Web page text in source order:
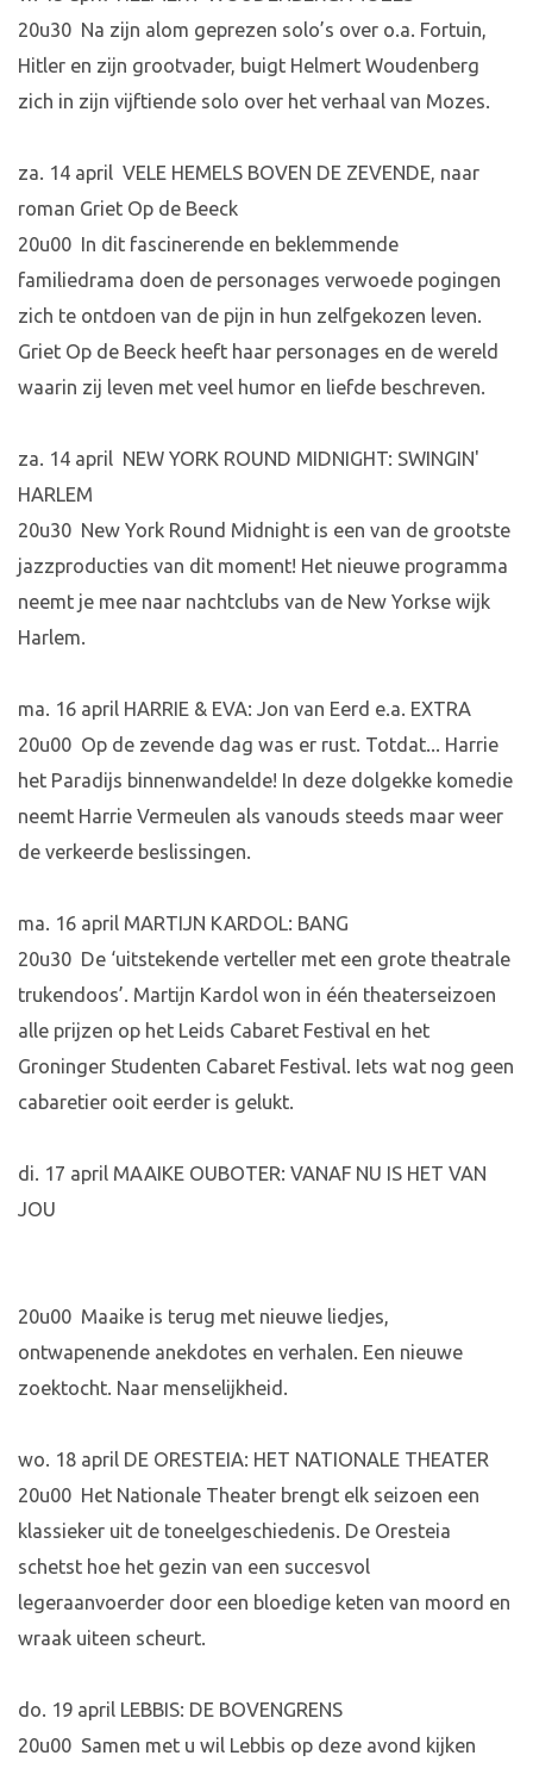
20u30 Na zijn alom geprezen solo’s over o.a. Fortuin,
Hitler en zijn grootvader, buigt Helmert Woudenberg
zich in zijn vijftiende solo over het verhaal van Mozes.
za. 14 april VELE HEMELS BOVEN DE ZEVENDE, naar
roman Griet Op de Beeck
20u00 In dit fascinerende en beklemmende
familiedrama doen de personages verwoede pogingen
zich te ontdoen van de pijn in hun zelfgekozen leven.
Griet Op de Beeck heeft haar personages en de wereld
waarin zij leven met veel humor en liefde beschreven.
za. 14 april NEW YORK ROUND MIDNIGHT: SWINGIN'
HARLEM
20u30 New York Round Midnight is een van de grootste
jazzproducties van dit moment! Het nieuwe programma
neemt je mee naar nachtclubs van de New Yorkse wijk
Harlem.
ma. 16 april HARRIE & EVA: Jon van Eerd e.a. EXTRA
20u00 Op de zevende dag was er rust. Totdat... Harrie
het Paradijs binnenwandelde! In deze dolgekke komedie
neemt Harrie Vermeulen als vanouds steeds maar weer
de verkeerde beslissingen.
ma. 16 april MARTIJN KARDOL: BANG
20u30 De ‘uitstekende verteller met een grote theatrale
trukendoos’. Martijn Kardol won in één theaterseizoen
alle prijzen op het Leids Cabaret Festival en het
Groninger Studenten Cabaret Festival. Iets wat nog geen
cabaretier ooit eerder is gelukt.
di. 17 april MAAIKE OUBOTER: VANAF NU IS HET VAN
JOU
20u00 Maaike is terug met nieuwe liedjes,
ontwapenende anekdotes en verhalen. Een nieuwe
zoektocht. Naar menselijkheid.
wo. 18 april DE ORESTEIA: HET NATIONALE THEATER
20u00 Het Nationale Theater brengt elk seizoen een
klassieker uit de toneelgeschiedenis. De Oresteia
schetst hoe het gezin van een succesvol
legeraanvoerder door een bloedige keten van moord en
wraak uiteen scheurt.
do. 19 april LEBBIS: DE BOVENGRENS
20u00 Samen met u wil Lebbis op deze avond kijken